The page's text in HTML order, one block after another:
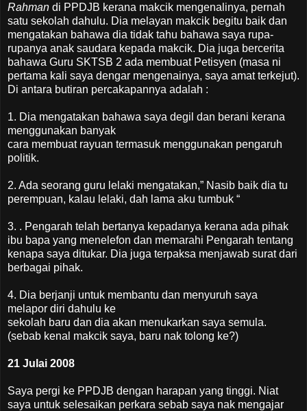
Rahman di PPDJB kerana makcik mengenalinya, pernah
satu sekolah dahulu. Dia melayan makcik begitu baik dan
mengatakan bahawa dia tidak tahu bahawa saya rupa-
rupanya anak saudara kepada makcik. Dia juga bercerita
bahawa Guru SKTSB 2 ada membuat Petisyen (masa ni
pertama kali saya dengar mengenainya, saya amat terkejut).
Di antara butiran percakapannya adalah :
1. Dia mengatakan bahawa saya degil dan berani kerana
menggunakan banyak
cara membuat rayuan termasuk menggunakan pengaruh
politik.
2. Ada seorang guru lelaki mengatakan,” Nasib baik dia tu
perempuan, kalau lelaki, dah lama aku tumbuk “
3. . Pengarah telah bertanya kepadanya kerana ada pihak
ibu bapa yang menelefon dan memarahi Pengarah tentang
kenapa saya ditukar. Dia juga terpaksa menjawab surat dari
berbagai pihak.
4. Dia berjanji untuk membantu dan menyuruh saya
melapor diri dahulu ke
sekolah baru dan dia akan menukarkan saya semula.
(sebab kenal makcik saya, baru nak tolong ke?)
21 Julai 2008
Saya pergi ke PPDJB dengan harapan yang tinggi. Niat
saya untuk selesaikan perkara sebab saya nak mengajar